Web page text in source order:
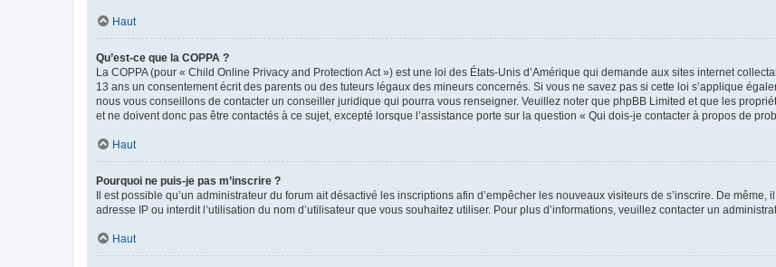
Haut
Qu’est-ce que la COPPA ?
La COPPA (pour « Child Online Privacy and Protection Act ») est une loi des États-Unis d’Amérique qui demande aux sites internet
13 ans un consentement écrit des parents ou des tuteurs légaux des mineurs concernés. Si vous ne savez pas si cette loi s’applique
nous vous conseillons de contacter un conseiller juridique qui pourra vous renseigner. Veuillez noter que phpBB Limited et que les
et ne doivent donc pas être contactés à ce sujet, excepté lorsque l’assistance porte sur la question « Qui dois-je contacter à propos de
Haut
Pourquoi ne puis-je pas m’inscrire ?
Il est possible qu’un administrateur du forum ait désactivé les inscriptions afin d’empêcher les nouveaux visiteurs de s’inscrire. De
adresse IP ou interdit l’utilisation du nom d’utilisateur que vous souhaitez utiliser. Pour plus d’informations, veuillez contacter un
Haut